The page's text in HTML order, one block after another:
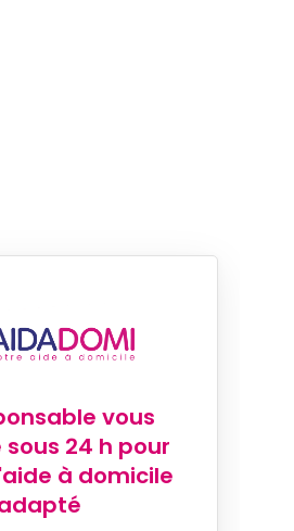
vous
24 h pour
à domicile